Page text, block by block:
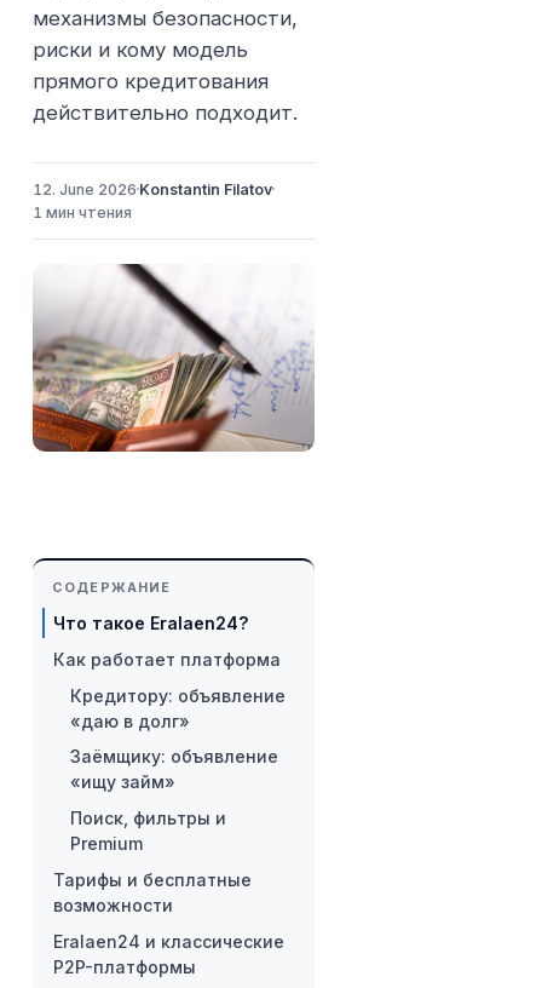
механизмы безопасности,
риски и кому модель
прямого кредитования
действительно подходит.
12. June 2026Konstantin Filatov
1 мин чтения
СОДЕРЖАНИЕ
Что такое Eralaen24?
Как работает платформа
Кредитору: объявление
«даю в долг»
Заёмщику: объявление
«ищу займ»
Поиск, фильтры и
Premium
Тарифы и бесплатные
возможности
Eralaen24 и классические
P2P-платформы